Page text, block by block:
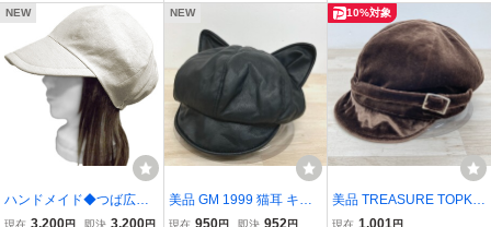
NEW
ハンドメイド◆つば広キ
ャスケット◆綿麻ダンガ
現在 3,200円 即決 3,200円
NEW
美品 GM 1999 猫耳 キャ
スケット ブラック / 帽子
現在 950円 即決 952 円
10%対象
美品 TREASURE TOPKA
PI/トプカピ キャスケット
現在 1,001 円